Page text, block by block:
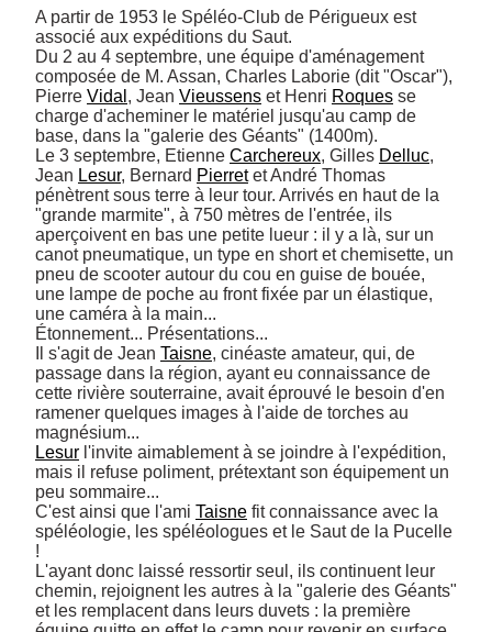
A partir de 1953 le Spéléo-Club de Périgueux est
associé aux expéditions du Saut.
Du 2 au 4 septembre, une équipe d'aménagement
composée de M. Assan, Charles Laborie (dit "Oscar"),
Pierre Vidal , Jean Vieussens et Henri Roques se
charge d'acheminer le matériel jusqu'au camp de
base, dans la "galerie des Géants" (1400m).
Le 3 septembre, Etienne Carchereux, Gilles Delluc,
Jean Lesur, Bernard Pierret et André Thomas
pénètrent sous terre à leur tour. Arrivés en haut de la
"grande marmite", à 750 mètres de l'entrée, ils
aperçoivent en bas une petite lueur : il y a là, sur un
canot pneumatique, un type en short et chemisette, un
pneu de scooter autour du cou en guise de bouée,
une lampe de poche au front fixée par un élastique,
une caméra à la main...
Étonnement... Présentations...
Il s'agit de Jean Taisne, cinéaste amateur, qui, de
passage dans la région, ayant eu connaissance de
cette rivière souterraine, avait éprouvé le besoin d'en
ramener quelques images à l'aide de torches au
Lesur l'invite aimablement à se joindre à l'expédition,
mais il refuse poliment, prétextant son équipement un
peu sommaire...
C'est ainsi que l'ami Taisne fit connaissance avec la
spéléologie, les spéléologues et le Saut de la Pucelle
!
L'ayant donc laissé ressortir seul, ils continuent leur
chemin, rejoignent les autres à la "galerie des Géants"
et les remplacent dans leurs duvets : la première